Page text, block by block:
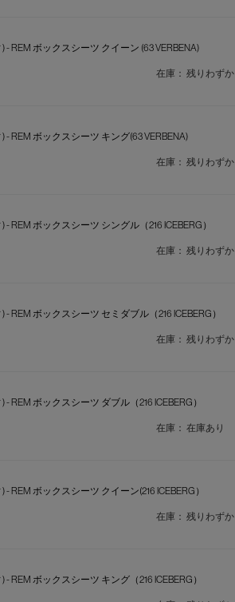
- REM ボックスシーツ クイーン (63 VERBENA)
在庫： 残りわずか
- REM ボックスシーツ キング(63 VERBENA)
在庫： 残りわずか
- REM ボックスシーツ シングル（216 ICEBERG）
在庫： 残りわずか
- REM ボックスシーツ セミダブル（216 ICEBERG）
在庫： 残りわずか
- REM ボックスシーツ ダブル（216 ICEBERG）
在庫： 在庫あり
- REM ボックスシーツ クイーン(216 ICEBERG）
在庫： 残りわずか
- REM ボックスシーツ キング（216 ICEBERG）